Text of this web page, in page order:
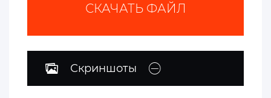
СКАЧАТЬ ФАЙЛ
Скриншоты